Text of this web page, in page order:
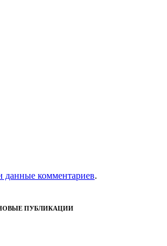
данные комментариев.
ПУБЛИКАЦИИ